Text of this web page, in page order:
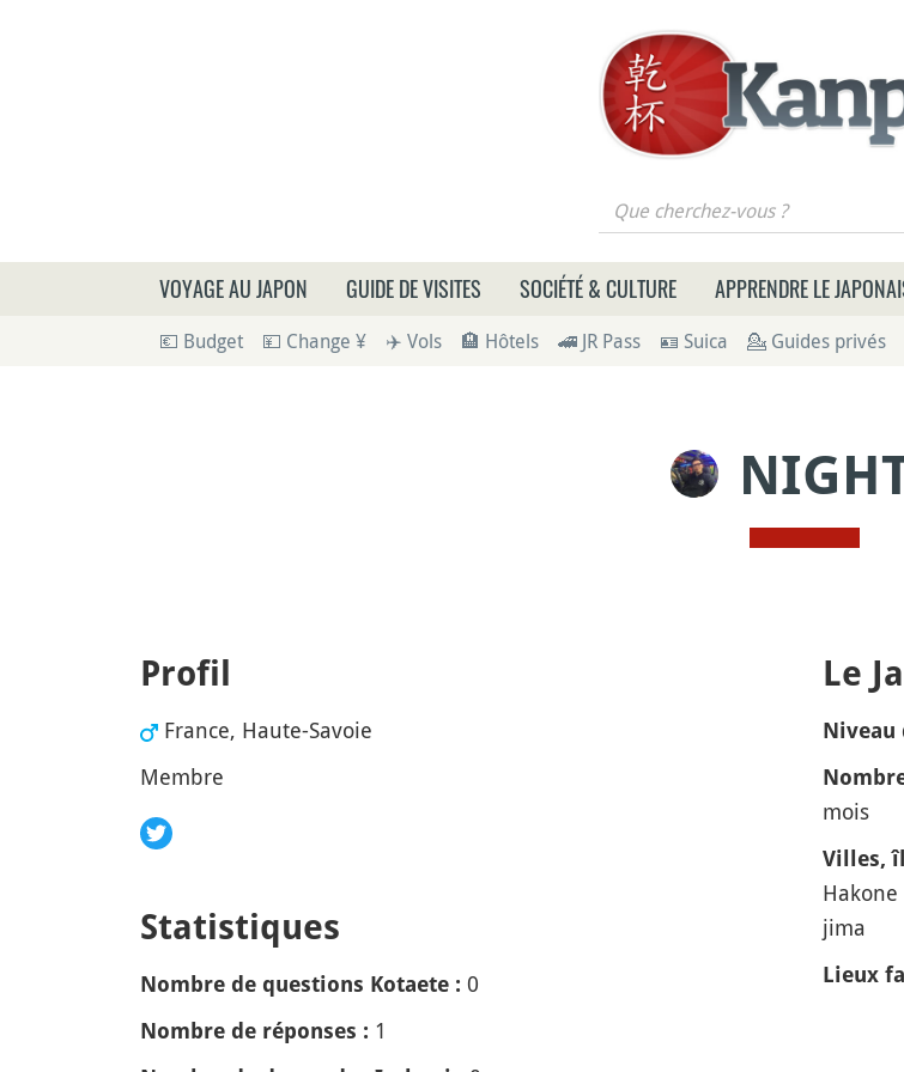
Que cherchez-vous ?
VOYAGE AU JAPON GUIDE DE VISITES SOCIÉTÉ & CULTURE APPRENDRE LE
💶 Budget 💴 Change ¥ ✈️ Vols 🏨 Hôtels 🚄 JR Pass 🪪 Suica 💁 Guides privés
Profil
France, Haute-Savoie
Membre
Statistiques
Nombre de questions Kotaete : 0
Nombre de réponses : 1
Le
Niveau
mois
Villes,
jima
Lieux